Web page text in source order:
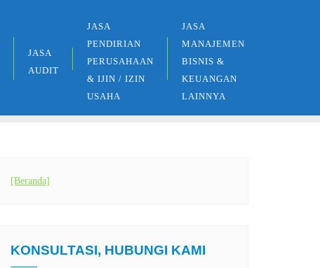
JASA
AUDIT
JASA
PENDIRIAN
PERUSAHAAN
& IJIN / IZIN
USAHA
JASA
MANAJEMEN
BISNIS &
KEUANGAN
LAINNYA
[Beranda]
KONSULTASI, HUBUNGI KAMI